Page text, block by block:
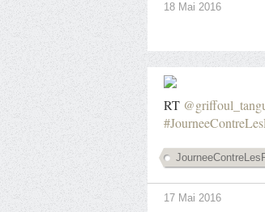
18 Mai 2016
RT
17 Mai 2016